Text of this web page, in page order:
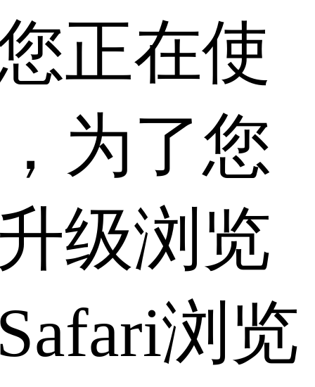
正在使
为了您
级浏览
浏览